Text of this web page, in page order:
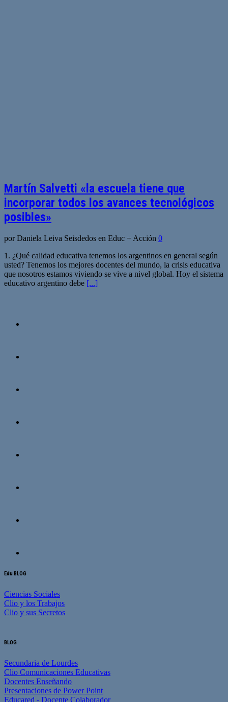
Martín Salvetti «la escuela tiene que
incorporar todos los avances tecnológicos
posibles»
por Daniela Leiva Seisdedos en Educ + Acción 0
1. ¿Qué calidad educativa tenemos los argentinos en general según
usted? Tenemos los mejores docentes del mundo, la crisis educativa
que nosotros estamos viviendo se vive a nivel global. Hoy el sistema
educativo argentino debe [...]
Edu BLOG
Ciencias Sociales
Clio y los Trabajos
Clio y sus Secretos
BLOG
Secundaria de Lourdes
Clio Comunicaciones Educativas
Docentes Enseñando
Presentaciones de Power Point
Educared - Docente Colaborador